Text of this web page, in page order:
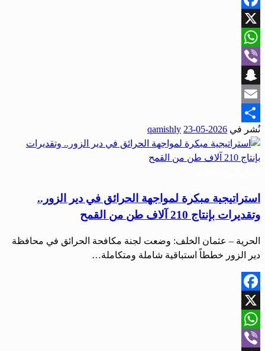
Facebook
X
WhatsApp
Viber
Snapchat
Email
Share
نُشر في 2026-05-23
qamishly
استراتيجية مبكرة لمواجهة الحرائق في دير الزور..
وتقديرات بإنتاج 210 آلاف طن من القمح
الحرية – عثمان الخلف: وضعت لجنة مكافحة الحرائق في محافظة
دير الزور خططاً استباقية شاملة ومتكاملة…
Facebook
X
WhatsApp